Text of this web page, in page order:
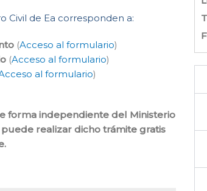
Civil de Ea corresponden a:
(Acceso al formulario)
(Acceso al formulario)
al formulario)
forma independiente del Ministerio
realizar dicho trámite gratis